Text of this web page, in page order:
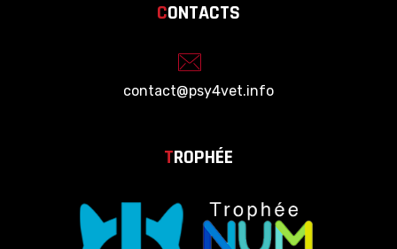
CONTACTS
contact@psy4vet.info
TROPHÉE